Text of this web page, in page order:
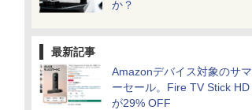
か？
最新記事
Amazonデバイス対象のサマ
ーセール。Fire TV Stick HD
が29% OFF